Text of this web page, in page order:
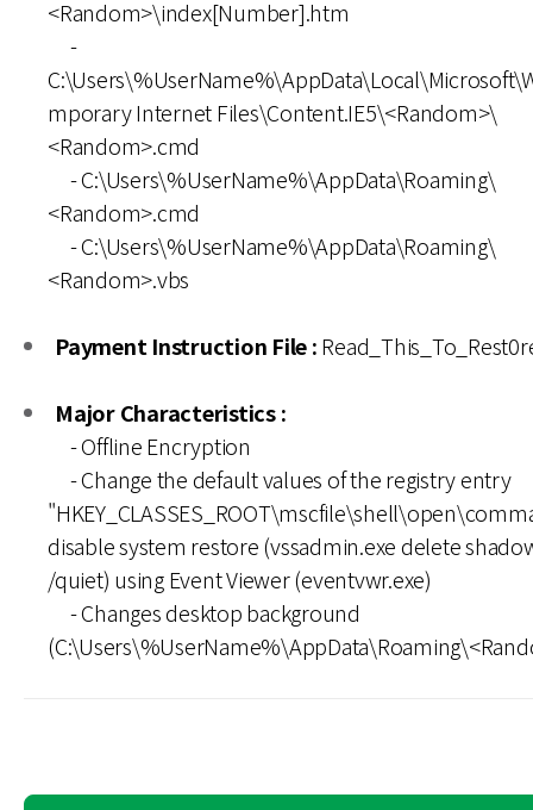
<Random>\index[Number].htm
-
mporary Internet Files\Content.IE5\<Random>\
<Random>.cmd
- C:\Users\%UserName%\AppData\Roaming\
<Random>.cmd
- C:\Users\%UserName%\AppData\Roaming\
<Random>.vbs
Payment Instruction File :
Major Characteristics :
- Offline Encryption
- Change the default values of the registry entry
disable system restore (vssadmin.exe delete
/quiet) using Event Viewer (eventvwr.exe)
- Changes desktop background